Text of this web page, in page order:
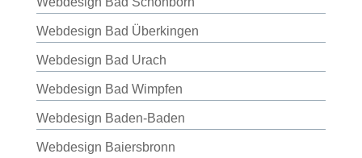
Webdesign Bad Überkingen
Webdesign Bad Urach
Webdesign Bad Wimpfen
Webdesign Baden-Baden
Webdesign Baiersbronn